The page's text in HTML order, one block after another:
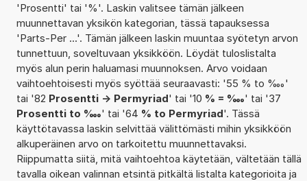
'Prosentti' tai '%'. Laskin valitsee tämän jälkeen
muunnettavan yksikön kategorian, tässä tapauksessa
'Parts-Per ...'. Tämän jälkeen laskin muuntaa syötetyn arvon
tunnettuun, soveltuvaan yksikköön. Löydät tuloslistalta
myös alun perin haluamasi muunnoksen. Arvo voidaan
vaihtoehtoisesti myös syöttää seuraavasti: '55 % to ‱'
tai '82 Prosentti -> Permyriad' tai '10 % = ‱' tai '37
Prosentti to ‱' tai '64 % to Permyriad'. Tässä
käyttötavassa laskin selvittää välittömästi mihin yksikköön
alkuperäinen arvo on tarkoitettu muunnettavaksi.
Riippumatta siitä, mitä vaihtoehtoa käytetään, vältetään tällä
tavalla oikean valinnan etsintä pitkältä listalta kategorioita ja